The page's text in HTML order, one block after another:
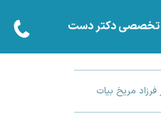
تخصصی دکتر دست
مریخ بیات